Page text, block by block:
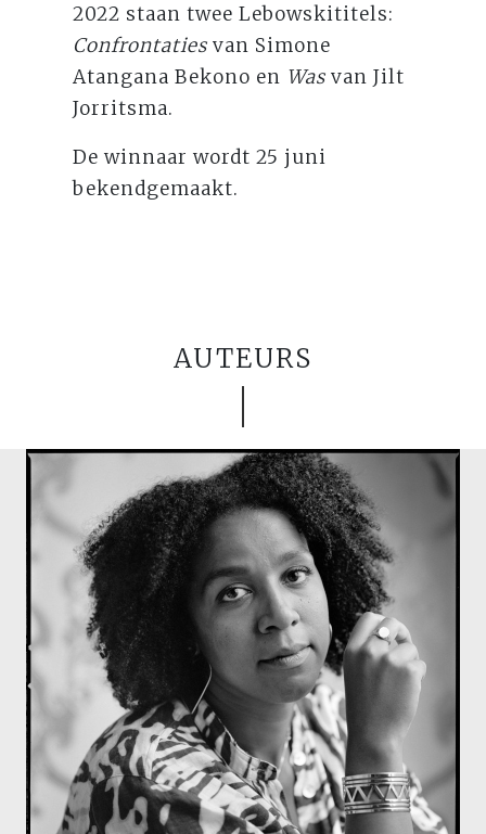
2022 staan twee Lebowskititels:
Confrontaties van Simone
Atangana Bekono en Was van Jilt
Jorritsma.
De winnaar wordt 25 juni
bekendgemaakt.
AUTEURS